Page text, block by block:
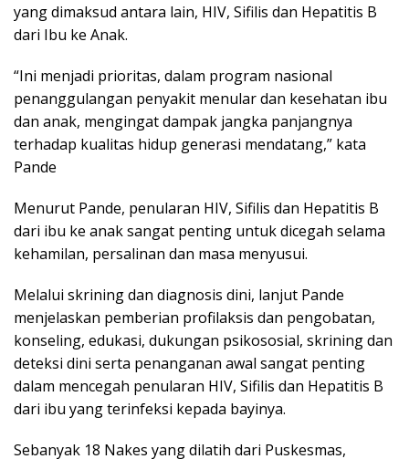
yang dimaksud antara lain, HIV, Sifilis dan Hepatitis B
dari Ibu ke Anak.
“Ini menjadi prioritas, dalam program nasional
penanggulangan penyakit menular dan kesehatan ibu
dan anak, mengingat dampak jangka panjangnya
terhadap kualitas hidup generasi mendatang,” kata
Pande
Menurut Pande, penularan HIV, Sifilis dan Hepatitis B
dari ibu ke anak sangat penting untuk dicegah selama
kehamilan, persalinan dan masa menyusui.
Melalui skrining dan diagnosis dini, lanjut Pande
menjelaskan pemberian profilaksis dan pengobatan,
konseling, edukasi, dukungan psikososial, skrining dan
deteksi dini serta penanganan awal sangat penting
dalam mencegah penularan HIV, Sifilis dan Hepatitis B
dari ibu yang terinfeksi kepada bayinya.
Sebanyak 18 Nakes yang dilatih dari Puskesmas,